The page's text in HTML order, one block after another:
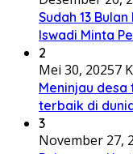
Sudah 13
Iswadi Minta
2
Mei 30, 20257
Meninjau
terbaik di
3
November 27,